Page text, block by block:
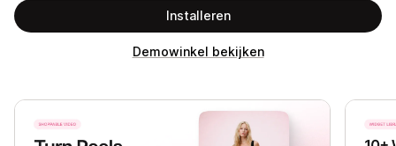
Installeren
Demowinkel bekijken